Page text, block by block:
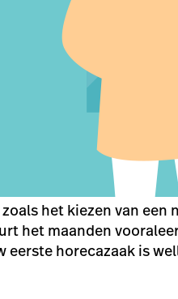
het kiezen van een
het maanden
eerste horecazaak is